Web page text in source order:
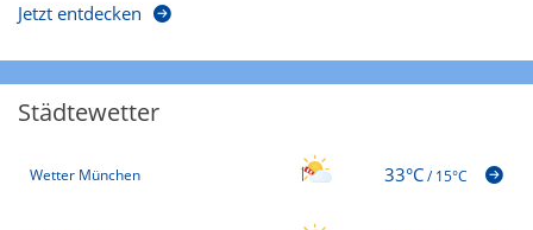
Jetzt entdecken
Städtewetter
Wetter München 33°C/15°C